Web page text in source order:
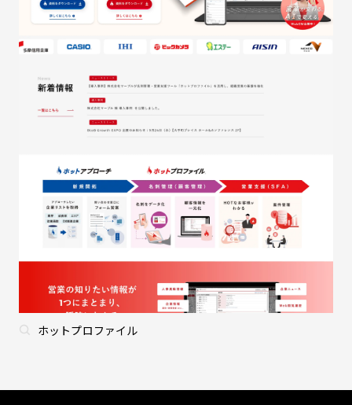
ホットプロファイル